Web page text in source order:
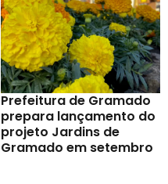
Prefeitura de Gramado
prepara lançamento do
projeto Jardins de
Gramado em setembro